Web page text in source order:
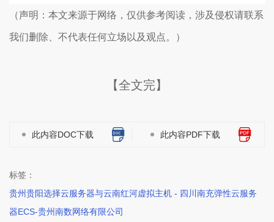
（声明：本文来源于网络，仅供参考阅读，涉及侵权请联系
我们删除、不代表任何立场以及观点。）
【全文完】
此内容DOC下载 此内容PDF下载
标签：
贵州贵阳选择云服务器与云南红河虚拟主机 - 四川南充弹性云服务
器ECS-贵州南数网络有限公司